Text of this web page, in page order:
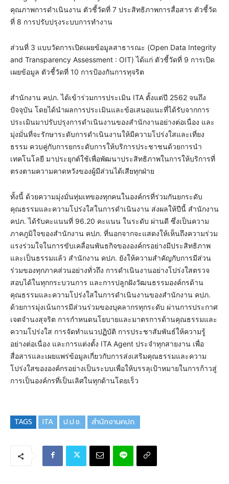
คุณภาพการดำเนินงาน ตัวชี้วัดที่ 7 ประสิทธิภาพการสื่อสาร ตัวชี้วัด
ที่ 8 การปรับปรุงระบบการทำงาน
ส่วนที่ 3 แบบวัดการเปิดเผยข้อมูลสาธารณะ (Open Data Integrity
and Transparency Assessment : OIT) ได้แก่ ตัวชี้วัดที่ 9 การเปิด
เผยข้อมูล ตัวชี้วัดที่ 10 การป้องกันการทุจริต
สำนักงาน คปภ. ได้เข้าร่วมการประเมิน ITA ตั้งแต่ปี 2562 จนถึง
ปัจจุบัน โดยได้นำผลการประเมินและข้อเสนอแนะที่ได้รับจากการ
ประเมินมาปรับปรุงการดำเนินงานของสำนักงานอย่างต่อเนื่อง และ
มุ่งมั่นที่จะรักษาระดับการดำเนินงานให้มีความโปร่งใสและเที่ยง
ธรรม ควบคู่กับการยกระดับการให้บริการประชาชนด้วยการนำ
เทคโนโลยี มาประยุกต์ใช้เพื่อพัฒนาประสิทธิภาพในการให้บริการที่
ตรงตามความคาดหวังของผู้มีส่วนได้เสียทุกฝ่าย
ทั้งนี้ ด้วยความมุ่งมั่นทุ่มเทของทุกคนในองค์กรที่ร่วมกันยกระดับ
คุณธรรมและความโปร่งใสในการดำเนินงาน ส่งผลให้ปีนี้ สำนักงาน
คปภ. ได้รับคะแนนที่ 96.20 คะแนน ในระดับ ผ่านดี ซึ่งเป็นความ
ภาคภูมิใจของสำนักงาน คปภ. ที่นอกจากจะแสดงให้เห็นถึงความร่วม
แรงร่วมใจในการขับเคลื่อนพันธกิจขององค์กรอย่างมีประสิทธิภาพ
และเป็นธรรมแล้ว สำนักงาน คปภ. ยังให้ความสำคัญกับการมีส่วน
ร่วมของทุกภาคส่วนอย่างทั่วถึง การดำเนินงานอย่างโปร่งใสตรวจ
สอบได้ในทุกกระบวนการ และการปลูกฝังวัฒนธรรมองค์กรด้าน
คุณธรรมและความโปร่งใสในการดำเนินงานของสำนักงาน คปภ.
ด้วยการมุ่งเน้นการมีส่วนร่วมของบุคลากรทุกระดับ ผ่านการประกาศ
เจตจำนงสุจริต การกำหนดนโยบายและมาตรการด้านคุณธรรมและ
ความโปร่งใส การจัดทำแนวปฏิบัติ การประชาสัมพันธ์ให้ความรู้
อย่างต่อเนื่อง และการแต่งตั้ง ITA Agent ประจำทุกสายงาน เพื่อ
สื่อสารและเผยแพร่ข้อมูลเกี่ยวกับการส่งเสริมคุณธรรมและความ
โปร่งใสขององค์กรอย่างเป็นระบบเพื่อให้บรรลุเป้าหมายในการก้าวสู่
การเป็นองค์กรที่เป็นเลิศในทุกด้านโดยเร็ว
TAGS ITA ป.ป.ช. สำนักงานคปภ.